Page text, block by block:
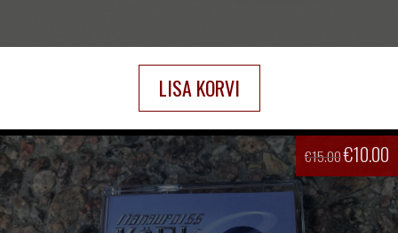
LISA KORVI
€15.00€10.00